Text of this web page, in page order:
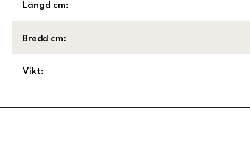
Längd cm:
Bredd cm:
Vikt: